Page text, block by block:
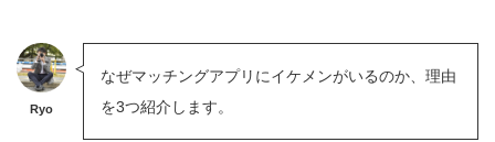
Ryo
なぜマッチングアプリにイケメンがいるのか、理由
を3つ紹介します。